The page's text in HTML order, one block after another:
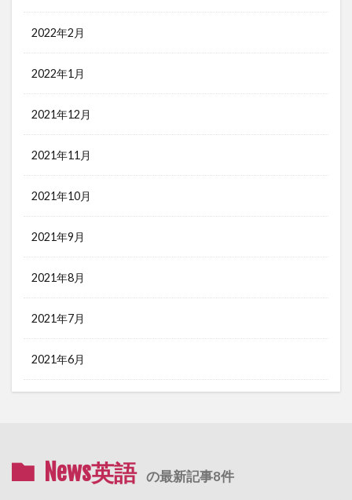
2022年2月
2022年1月
2021年12月
2021年11月
2021年10月
2021年9月
2021年8月
2021年7月
2021年6月
News英語 の最新記事8件